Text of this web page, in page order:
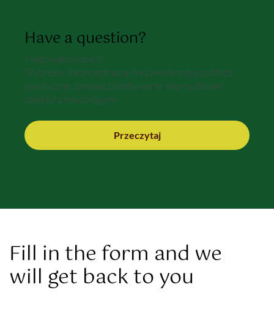
Have a question?
Masz wątpliwości?
Trudności z koncentracją nie zawsze mają podłoże
psychiczne. Sprawdź, kiedy warto skonsultować
dziecko z neurologiem.
Przeczytaj
Fill in the form and we
will get back to you